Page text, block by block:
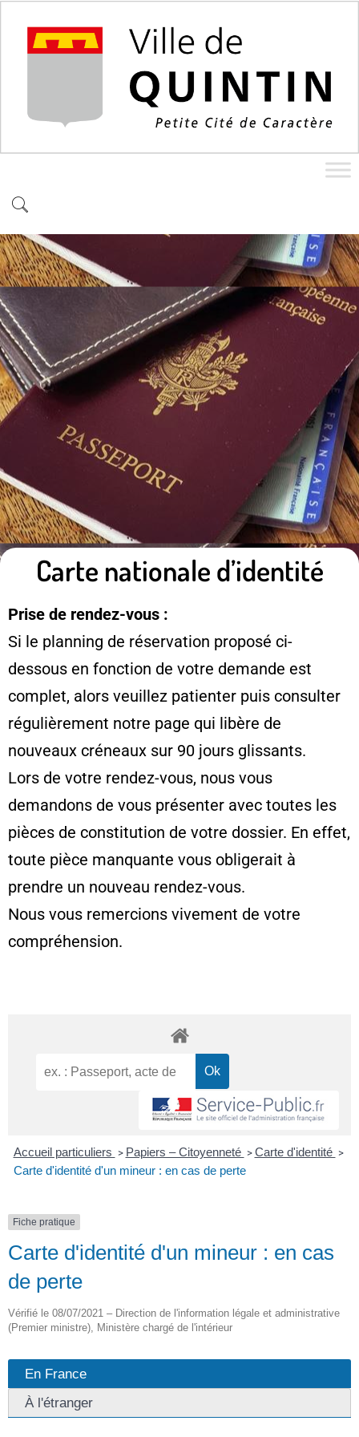
Carte nationale d’identité
Prise de rendez-vous :
Si le planning de réservation proposé ci-
dessous en fonction de votre demande est
complet, alors veuillez patienter puis consulter
régulièrement notre page qui libère de
nouveaux créneaux sur 90 jours glissants.
Lors de votre rendez-vous, nous vous
demandons de vous présenter avec toutes les
pièces de constitution de votre dossier. En effet,
toute pièce manquante vous obligerait à
prendre un nouveau rendez-vous.
Nous vous remercions vivement de votre
compréhension.
Accueil particuliers > Papiers – Citoyenneté > Carte d'identité >
Carte d'identité d'un mineur : en cas de perte
Fiche pratique
Carte d'identité d'un mineur : en cas
de perte
Vérifié le 08/07/2021 – Direction de l'information légale et administrative
(Premier ministre), Ministère chargé de l'intérieur
En France
À l'étranger